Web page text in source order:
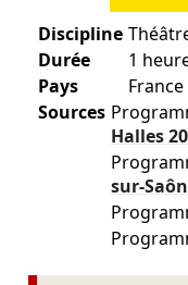
Discipline
Durée
1
Pays
France
Sources
Halles
sur-